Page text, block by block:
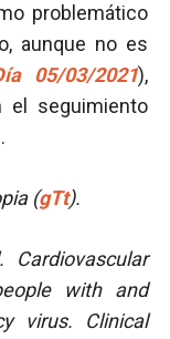
problemático
aunque no es
05/03/2021),
el seguimiento
.
(gTt).
Cardiovascular
with and
virus. Clinical